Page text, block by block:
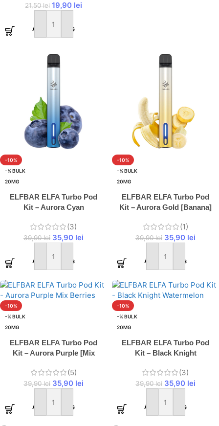
21,50lei 19,90 lei
Adaugă în coș
-10%
-% BULK
20MG
ELFBAR ELFA Turbo Pod
Kit – Aurora Cyan
(3)
39,90lei 35,90 lei
Adaugă în coș
-10%
-% BULK
20MG
ELFBAR ELFA Turbo Pod
Kit – Aurora Gold [Banana]
(1)
39,90lei 35,90 lei
Adaugă în coș
-10%
-% BULK
20MG
ELFBAR ELFA Turbo Pod
Kit – Aurora Purple [Mix
(5)
39,90lei 35,90 lei
Adaugă în coș
-10%
-% BULK
20MG
ELFBAR ELFA Turbo Pod
Kit – Black Knight
(3)
39,90lei 35,90 lei
Adaugă în coș